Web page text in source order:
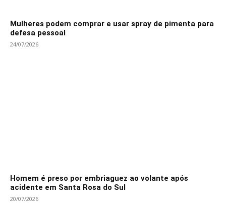
Mulheres podem comprar e usar spray de pimenta para
defesa pessoal
24/07/2026
Homem é preso por embriaguez ao volante após
acidente em Santa Rosa do Sul
20/07/2026